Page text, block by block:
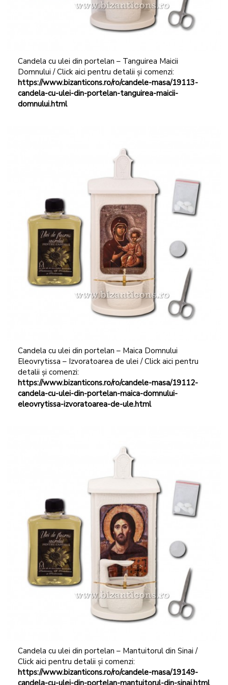
Candela cu ulei din portelan – Tanguirea Maicii
Domnului / Click aici pentru detalii și comenzi:
https://www.bizanticons.ro/ro/candele-masa/19113-
candela-cu-ulei-din-portelan-tanguirea-maicii-
domnului.html
Candela cu ulei din portelan – Maica Domnului
Eleovrytissa – Izvoratoarea de ulei / Click aici pentru
detalii și comenzi:
https://www.bizanticons.ro/ro/candele-masa/19112-
candela-cu-ulei-din-portelan-maica-domnului-
eleovrytissa-izvoratoarea-de-ule.html
Candela cu ulei din portelan – Mantuitorul din Sinai /
Click aici pentru detalii și comenzi:
https://www.bizanticons.ro/ro/candele-masa/19149-
candela-cu-ulei-din-portelan-mantuitorul-din-sinai.html